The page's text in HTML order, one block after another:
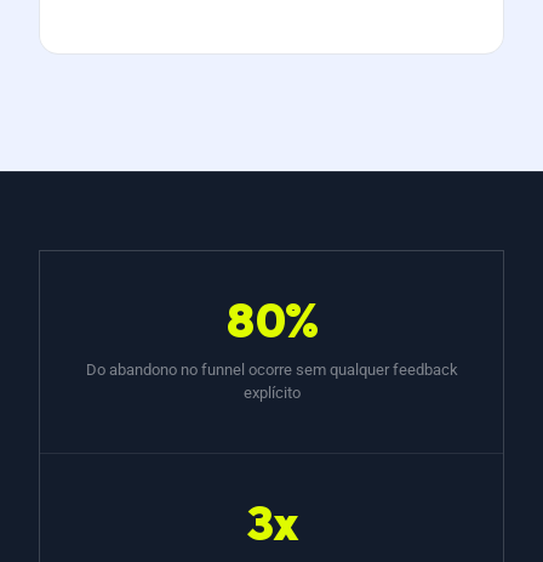
80%
Do abandono no funnel ocorre sem qualquer feedback
explícito
3x